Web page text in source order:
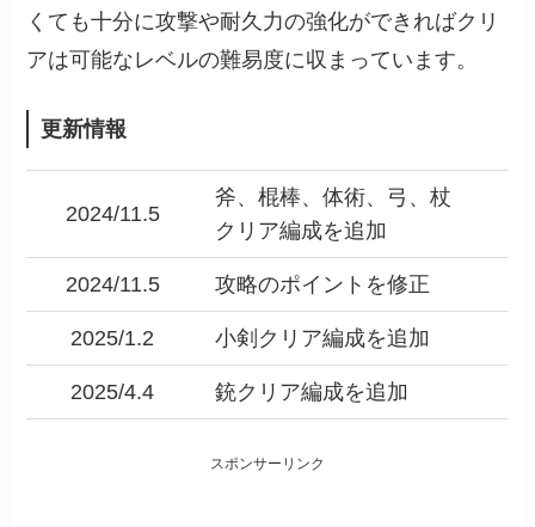
くても十分に攻撃や耐久力の強化ができればクリ
アは可能なレベルの難易度に収まっています。
更新情報
2024/11.5
斧、棍棒、体術、弓、杖
クリア編成を追加
2024/11.5 攻略のポイントを修正
2025/1.2 小剣クリア編成を追加
2025/4.4 銃クリア編成を追加
スポンサーリンク